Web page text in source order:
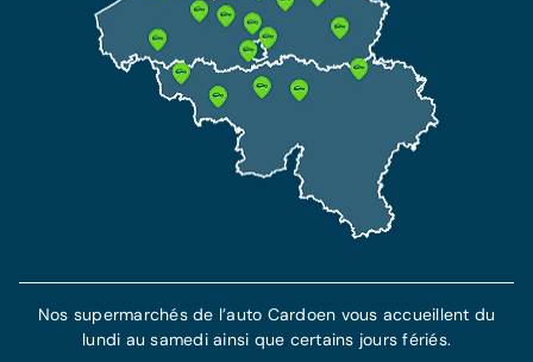
Nos supermarchés de l’auto Cardoen vous accueillent du
lundi au samedi ainsi que certains jours fériés.